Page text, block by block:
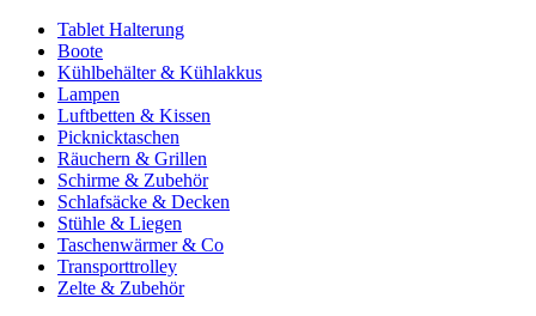
Tablet Halterung
Boote
Kühlbehälter & Kühlakkus
Lampen
Luftbetten & Kissen
Picknicktaschen
Räuchern & Grillen
Schirme & Zubehör
Schlafsäcke & Decken
Stühle & Liegen
Taschenwärmer & Co
Transporttrolley
Zelte & Zubehör